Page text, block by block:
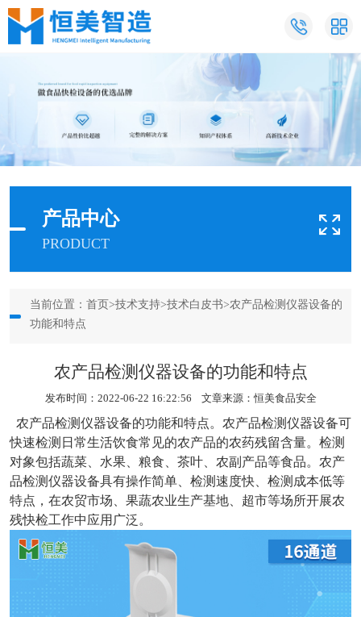
产品中心
PRODUCT
当前位置： 首页 >技术支持>技术白皮书>农产品检测仪器设备的
功能和特点
农产品检测仪器设备的功能和特点
发布时间：2022-06-22 16:22:56 文章来源：恒美食品安全
农产品检测仪器设备的功能和特点。农产品检测仪器设备可
快速检测日常生活饮食常见的农产品的农药残留含量。检测
对象包括蔬菜、水果、粮食、茶叶、农副产品等食品。农产
品检测仪器设备具有操作简单、检测速度快、检测成本低等
特点，在农贸市场、果蔬农业生产基地、超市等场所开展农
残快检工作中应用广泛。